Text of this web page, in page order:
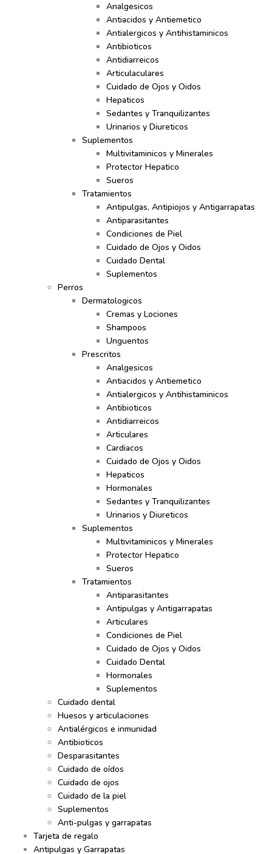
Analgesicos
Antiacidos y Antiemetico
Antialergicos y Antihistaminicos
Antibioticos
Antidiarreicos
Articulaculares
Cuidado de Ojos y Oidos
Hepaticos
Sedantes y Tranquilizantes
Urinarios y Diureticos
Suplementos
Multivitaminicos y Minerales
Protector Hepatico
Sueros
Tratamientos
Antipulgas, Antipiojos y Antigarrapatas
Antiparasitantes
Condiciones de Piel
Cuidado de Ojos y Oidos
Cuidado Dental
Suplementos
Perros
Dermatologicos
Cremas y Lociones
Shampoos
Unguentos
Prescritos
Analgesicos
Antiacidos y Antiemetico
Antialergicos y Antihistaminicos
Antibioticos
Antidiarreicos
Articulares
Cardiacos
Cuidado de Ojos y Oidos
Hepaticos
Hormonales
Sedantes y Tranquilizantes
Urinarios y Diureticos
Suplementos
Multivitaminicos y Minerales
Protector Hepatico
Sueros
Tratamientos
Antiparasitantes
Antipulgas y Antigarrapatas
Articulares
Condiciones de Piel
Cuidado de Ojos y Oidos
Cuidado Dental
Hormonales
Suplementos
Cuidado dental
Huesos y articulaciones
Antialérgicos e inmunidad
Antibioticos
Desparasitantes
Cuidado de oídos
Cuidado de ojos
Cuidado de la piel
Suplementos
Anti-pulgas y garrapatas
Tarjeta de regalo
Antipulgas y Garrapatas